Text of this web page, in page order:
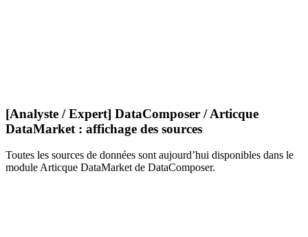
[Analyste / Expert] DataComposer / Articque
DataMarket : affichage des sources
Toutes les sources de données sont aujourd’hui disponibles dans le
module Articque DataMarket de DataComposer.